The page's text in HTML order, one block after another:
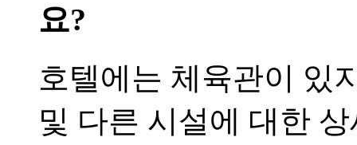
요?
호텔에는 체육관이 있
및 다른 시설에 대한